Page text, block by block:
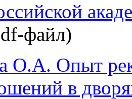
файл)
О.А. Опыт
в